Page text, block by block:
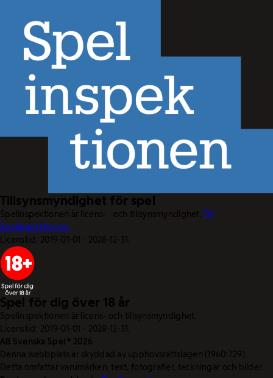
Tillsynsmyndighet för spel
Spelinspektionen är licens- och tillsynsmyndighet.Till
Spelinspektionen.
Licenstid: 2019-01-01 - 2028-12-31.
Spel för dig över 18 år
Spelinspektionen är licens- och tillsynsmyndighet.
Licenstid: 2019-01-01 - 2028-12-31.
AB Svenska Spel © 2026
Denna webbplats är skyddad av upphovsrättslagen (1960:729).
Detta omfattar varumärken, text, fotografier, teckningar och bilder.